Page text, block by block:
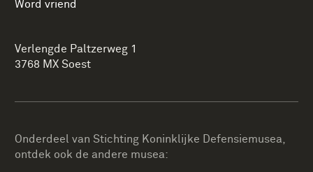
Word vriend
Verlengde Paltzerweg 1
3768 MX Soest
Onderdeel van Stichting Koninklijke Defensiemusea,
ontdek ook de andere musea: